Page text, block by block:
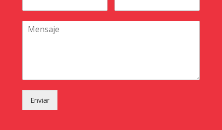
Enviar